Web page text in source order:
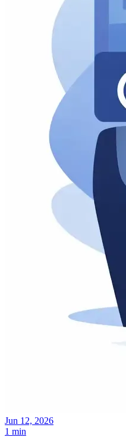
Jun 12, 2026
1 min